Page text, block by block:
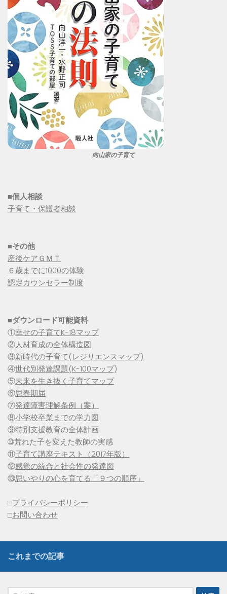
向山家の子育て
■個人相談
子育て・保護者相談
■その他
産後ケアＧＭＴ
６歳までに1000の体験
認定カウンセラー制度
■ダウンロード可能資料
①幸せの子育てK-18マップ
②人材育成の全体構造図
③新時代の子育て(レジリエンスマップ)
④世代別発達課題(K-100マップ)
⑤未来を生き抜く子育てマップ
⑥思春期届
⑦発達障害理解条例（案）
⑧小学校卒業までの学力図
⑨特別支援教育の全体計画
➉荒れた子を変えた教師の実感
⑪子育て講座テキスト（2017年版）
⑫感覚の統合と社会性の発達図
⑬思いやりの心を育てる「９つの順序」
□プライバシーポリシー
□お問い合わせ
これまでの記事